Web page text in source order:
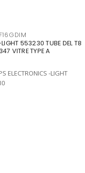
553230 TUBE DEL T8
VITRE TYPE A
ELECTRONICS -LIGHT